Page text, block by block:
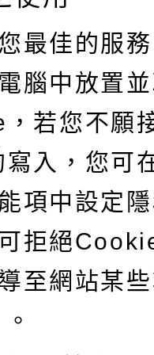
最佳的服
腦中放置
若您不願
入，您可
項中設定
拒絕
至網站某